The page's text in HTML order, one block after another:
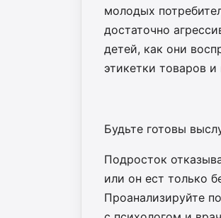
молодых
достаточно
детей, как они
этикетки товаров
Будьте готовы
Подросток
или он ест только
Проанализируйте